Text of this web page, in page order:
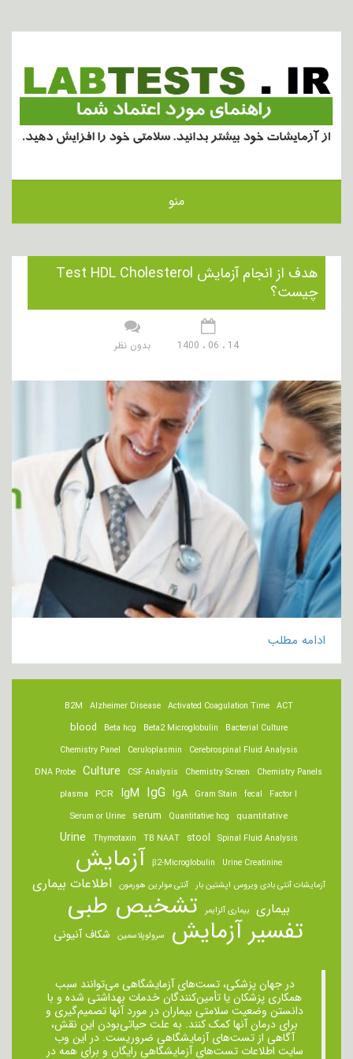
منو
هدف از انجام آزمایش Test HDL Cholesterol
چیست؟
14 ، 06 ، 1400 بدون نظر
ادامه مطلب
ACT
Activated Coagulation Time
Alzheimer Disease
B2M
Bacterial Culture
Beta2 Microglobulin
Beta hcg
blood
Cerebrospinal Fluid Analysis
Ceruloplasmin
Chemistry Panel
Chemistry Panels
Chemistry Screen
CSF Analysis
Culture
DNA Probe
Factor I
fecal
Gram Stain
IgA
IgG
IgM
PCR
plasma
quantitative
Quantitative hcg
serum
Serum or Urine
Spinal Fluid Analysis
stool
TB NAAT
Thymotaxin
Urine
Urine Creatinine
β2-Microglobulin آزمایش
آزمایشات آنتی بادی ویروس اپشتین بار آنتی مولرین هورمون اطلاعات بیماری
بیماری بیماری آلزایمر تشخیص طبی
تفسیر آزمایش سرولوپلاسمین شکاف آنیونی
در جهان پزشکی، تست‌های آزمایشگاهی می‌توانند سبب
همکاری پزشکان یا تأمین‌کنندگان خدمات بهداشتی شده و با
دانستن وضعیت سلامتی بیماران در مورد آنها تصمیم‌گیری و
برای درمان ‌آنها کمک کنند. به علت حیاتی‌بودن این نقش،
آگاهی از تست‌های آزمایشگاهی ضروریست. در این وب
سایت اطلاعات تست‌های آزمایشگاهی رایگان و برای همه در